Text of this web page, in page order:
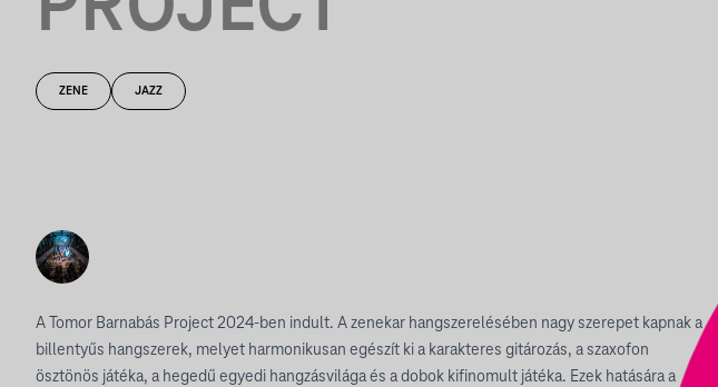
ZENE JAZZ
A Tomor Barnabás Project 2024-ben indult. A zenekar hangszerelésében nagy szerepet kapnak a
billentyűs hangszerek, melyet harmonikusan egészít ki a karakteres gitározás, a szaxofon
ösztönös játéka, a hegedű egyedi hangzásvilága és a dobok kifinomult játéka. Ezek hatására a